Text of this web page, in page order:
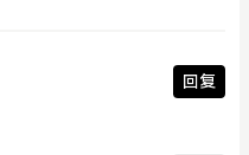
回复